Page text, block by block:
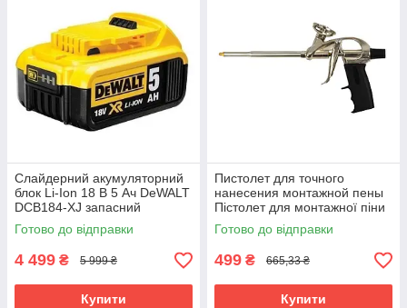
Слайдерний акумуляторний
блок Li-Ion 18 В 5 Ач DeWALT
DCB184-XJ запасний
акумулятор для
електроінструменту АКБ лі-
іон
Готово до відправки
4 499 ₴ 5 999 ₴
Купити
Пистолет для точного
нанесения монтажной пены
Пістолет для монтажної піни
GEKO G01199
Готово до відправки
499 ₴ 665,33 ₴
Купити